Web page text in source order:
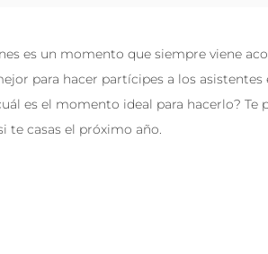
es un momento que siempre viene
para hacer partícipes a los
es el momento ideal para hacerlo?
te casas el próximo año.